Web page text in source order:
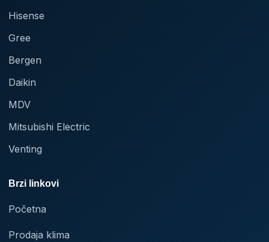
Hisense
Gree
Bergen
Daikin
MDV
Mitsubishi Electric
Venting
Brzi linkovi
Početna
Prodaja klima